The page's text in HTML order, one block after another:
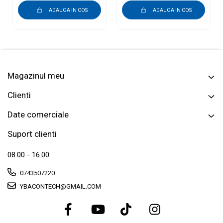
Type C / USB
ADAUGA IN COS
mașinile care au
Carplay și Android
ADAUGA IN COS
Magazinul meu
Clienti
Date comerciale
Suport clienti
08.00 - 16.00
0743507220
YBACONTECH@GMAIL.COM